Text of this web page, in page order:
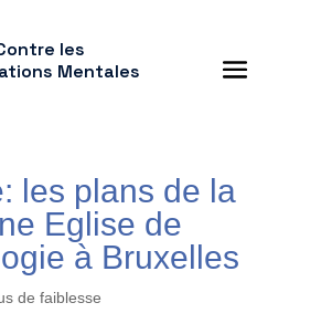
les
Mentales
les plans de la
Eglise de
à Bruxelles
de faiblesse